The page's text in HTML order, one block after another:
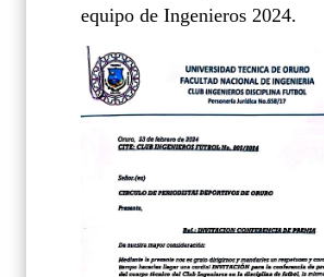
equipo de Ingenieros 2024.